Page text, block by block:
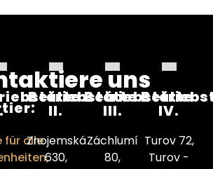
uns
für alle
Betriebstätte
II.
Znojemská
630,
Betriebstätte
III.
Záchlumí
80,
IV.
Turov 72,
Turov -